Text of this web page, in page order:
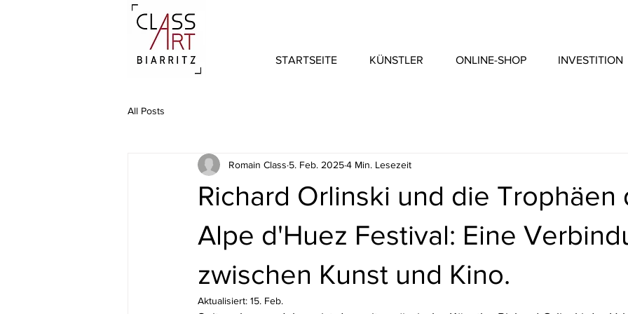
STARTSEITE KÜNSTLER ONLINE-SHOP INVESTITION
All Posts
Richard Orlinski und die Trophäen
Alpe d'Huez Festival: Eine
zwischen Kunst und Kino.
Romain Class 5. Feb. 20254 Min. Lesezeit
Aktualisiert: 15. Feb.